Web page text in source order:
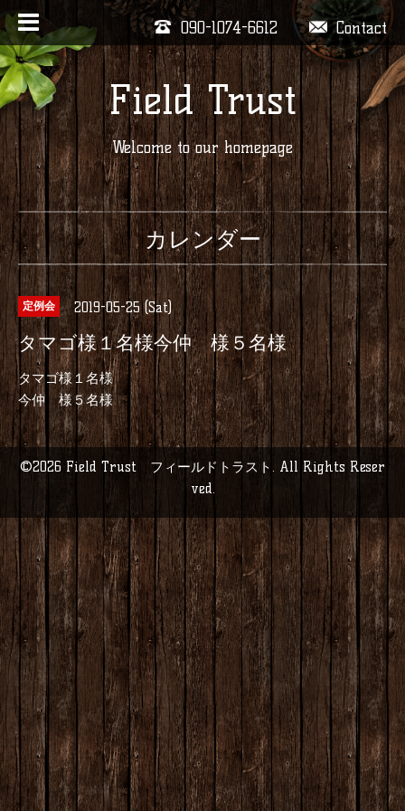
Contact
090-1074-6612
Field Trust
Welcome to our homepage
カレンダー
定例会 2019-05-25 (Sat)
タマゴ様１名様今仲 様５名様
タマゴ様１名様
今仲 様５名様
©2026 Field Trust フィールドトラスト. All Rights Reser
ved.